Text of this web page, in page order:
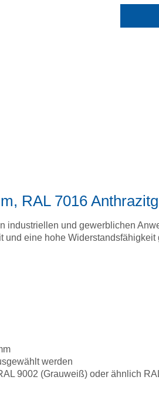
RAL 7016
und gewerblichen
eine hohe
werden
9002 (Grauweiß) oder ähnlich